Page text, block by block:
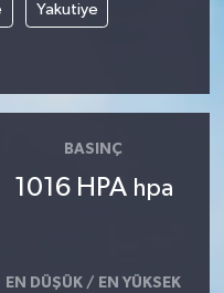
Yakutiye
BASINÇ
1016 HPA hpa
EN DÜŞÜK / EN YÜKSEK